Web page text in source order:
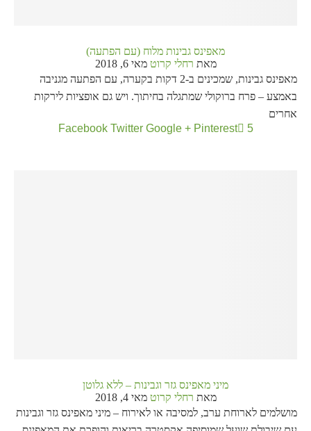
מאפינס גבינות מלוח (עם הפתעה)
מאת רחלי קרוט מאי 6, 2018
מאפינס גבינות, שמכינים ב-2 דקות בקערה, עם הפתעה מגניבה
באמצע – פרח ברוקולי שמתגלה בחיתוך. ויש גם אופציות לירקות
אחרים
5
Facebook Twitter Google + Pinterest
מיני מאפינס גזר וגבינות – ללא גלוטן
מאת רחלי קרוט מאי 4, 2018
מושלמים לארוחת ערב, למסיבה או לאירוח – מיני מאפינס גזר וגבינות